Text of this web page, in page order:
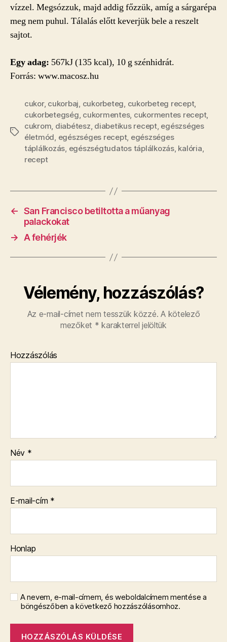
vízzel. Megsózzuk, majd addig főzzük, amíg a sárgarépa
meg nem puhul. Tálalás előtt keverjük bele a reszelt
sajtot.
Egy adag: 567kJ (135 kcal), 10 g szénhidrát.
Forrás: www.macosz.hu
Címkék
cukor, cukorbaj, cukorbeteg, cukorbeteg recept,
cukorbetegség, cukormentes, cukormentes recept,
cukrom, diabétesz, diabetikus recept, egészséges
életmód, egészséges recept, egészséges
táplálkozás, egészségtudatos táplálkozás, kalória,
recept
← San Francisco betiltotta a műanyag
palackokat
→
A fehérjék
Vélemény, hozzászólás?
Az e-mail-címet nem tesszük közzé. A kötelező
mezőket * karakterrel jelöltük
Hozzászólás
Név *
E-mail-cím *
Honlap
A nevem, e-mail-címem, és weboldalcímem mentése a
böngészőben a következő hozzászólásomhoz.